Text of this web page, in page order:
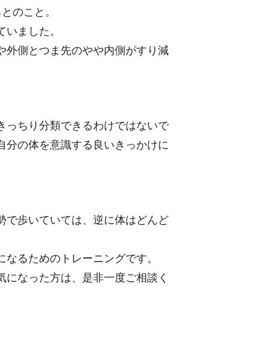
のこと。
ました。
外側とつま先のやや内側がすり減
っちり分類できるわけではないで
分の体を意識する良いきっかけに
で歩いていては、逆に体はどんど
るためのトレーニングです。
なった方は、是非一度ご相談く